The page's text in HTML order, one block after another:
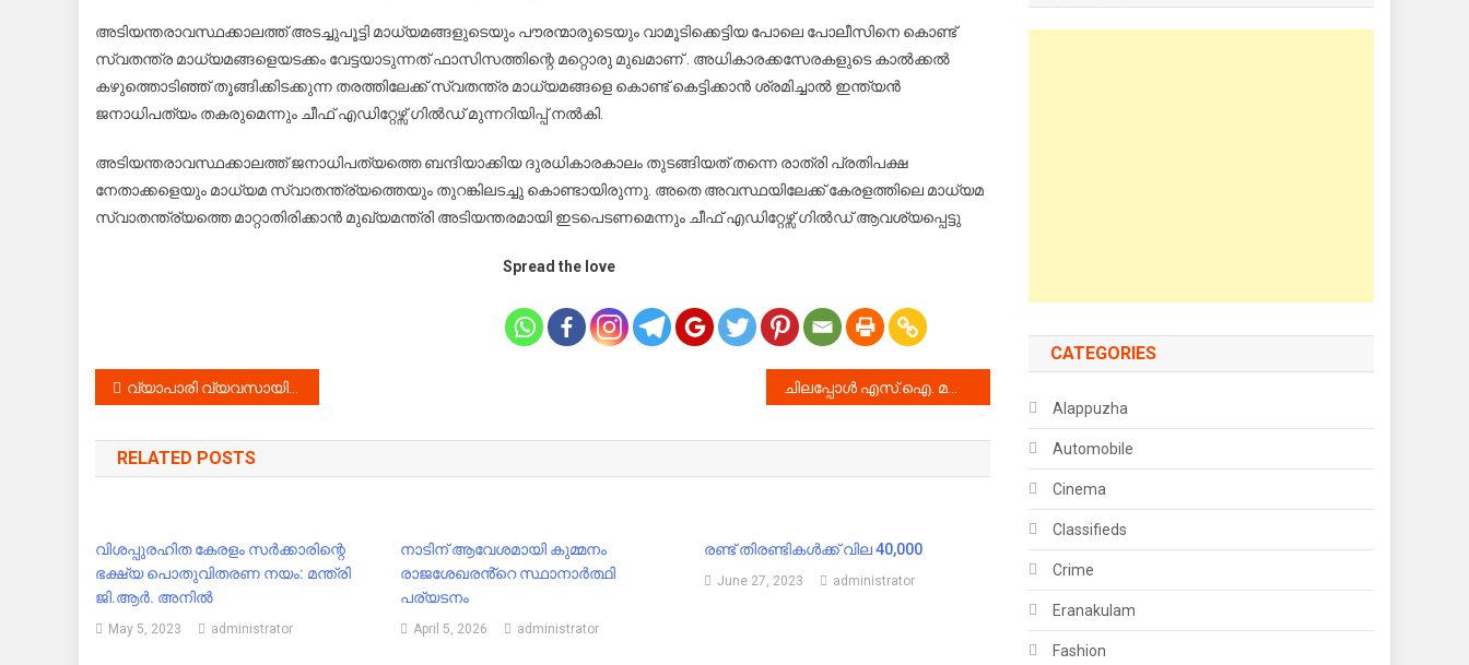
അടിയന്തരാവസ്ഥക്കാലത്ത് അടച്ചുപൂട്ടി മാധ്യമങ്ങളുടെയും പൗരന്മാരുടെയും വാമൂടിക്കെട്ടിയ പോലെ പോലീസിനെ കൊണ്ട്
സ്വതന്ത്ര മാധ്യമങ്ങളെയടക്കം വേട്ടയാടുന്നത് ഫാസിസത്തിന്റെ മറ്റൊരു മുഖമാണ് . അധികാരക്കസേരകളുടെ കാൽക്കൽ
കഴുത്തൊടിഞ്ഞ് തൂങ്ങിക്കിടക്കുന്ന തരത്തിലേക്ക് സ്വതന്ത്ര മാധ്യമങ്ങളെ കൊണ്ട് കെട്ടിക്കാൻ ശ്രമിച്ചാൽ ഇന്ത്യൻ
ജനാധിപത്യം തകരുമെന്നും ചീഫ് എഡിറ്റേഴ്സ് ഗിൽഡ് മുന്നറിയിപ്പ് നൽകി.
അടിയന്തരാവസ്ഥക്കാലത്ത് ജനാധിപത്യത്തെ ബന്ദിയാക്കിയ ദുരധികാരകാലം തുടങ്ങിയത് തന്നെ രാത്രി പ്രതിപക്ഷ
നേതാക്കളെയും മാധ്യമ സ്വാതന്ത്ര്യത്തെയും തുറങ്കിലടച്ചു കൊണ്ടായിരുന്നു. അതെ അവസ്ഥയിലേക്ക് കേരളത്തിലെ മാധ്യമ
സ്വാതന്ത്ര്യത്തെ മാറ്റാതിരിക്കാൻ മുഖ്യമന്ത്രി അടിയന്തരമായി ഇടപെടണമെന്നും ചീഫ് എഡിറ്റേഴ്സ് ഗിൽഡ് ആവശ്യപ്പെട്ടു
Spread the love
Post
navigation
വ്യാപാരി വ്യവസായി സമിതിയുടെ നേതൃത്വത്തിൽ ക്ളീൻ കേരള , ക്ളീൻ അങ്ങാടി.
RELATED POSTS
വിശപ്പുരഹിത കേരളം സര്‍ക്കാരിന്റെ
ഭക്ഷ്യ പൊതുവിതരണ നയം: മന്ത്രി
ജി.ആര്‍. അനില്‍
May 5, 2023 administrator
നാടിന് ആവേശമായി കുമ്മനം
രാജശേഖരൻ്റെ സ്ഥാനാർത്ഥി
പര്യടനം
April 5, 2026 administrator
രണ്ട് തിരണ്ടികള്‍ക്ക് വില 40,000
June 27, 2023 administrator
CATEGORIES
Alappuzha
Automobile
Cinema
Classifieds
Crime
Eranakulam
Fashion